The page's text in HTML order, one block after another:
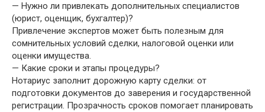
— Нужно ли привлекать дополнительных специалистов
(юрист, оценщик, бухгалтер)?
Привлечение экспертов может быть полезным для
сомнительных условий сделки, налоговой оценки или
оценки имущества.
— Какие сроки и этапы процедуры?
Нотариус заполнит дорожную карту сделки: от
подготовки документов до заверения и государственной
регистрации. Прозрачность сроков помогает планировать